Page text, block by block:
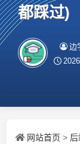
都踩过)
边
网站首页 >